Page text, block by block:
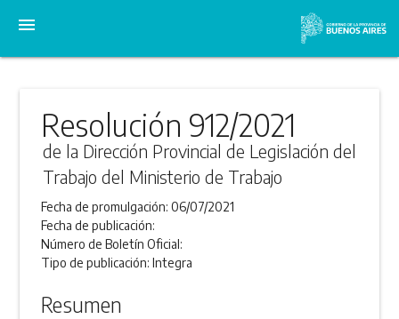
menu
Resolución 912/2021
de la Dirección Provincial de Legislación del
Trabajo del Ministerio de Trabajo
Fecha de promulgación:06/07/2021
Fecha de publicación:
Número de Boletín Oficial:
Tipo de publicación:Integra
Resumen